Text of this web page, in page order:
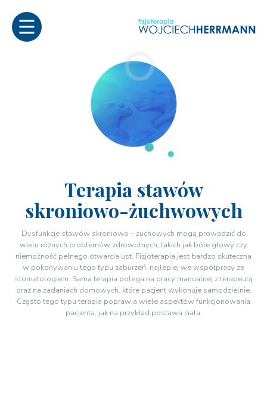
Terapia stawów
skroniowo-żuchwowych
Dysfunkcje stawów skroniowo – żuchowych mogą prowadzić do
wielu różnych problemów zdrowotnych, takich jak bóle głowy czy
niemożność pełnego otwarcia ust. Fizjoterapia jest bardzo skuteczna
w pokonywaniu tego typu zaburzeń, najlepiej we współpracy ze
stomatologiem. Sama terapia polega na pracy manualnej z terapeutą
oraz na zadaniach domowych, które pacjent wykonuje samodzielnie.
Często tego typu terapia poprawia wiele aspektów funkcjonowania
pacjenta, jak na przykład postawa ciała.